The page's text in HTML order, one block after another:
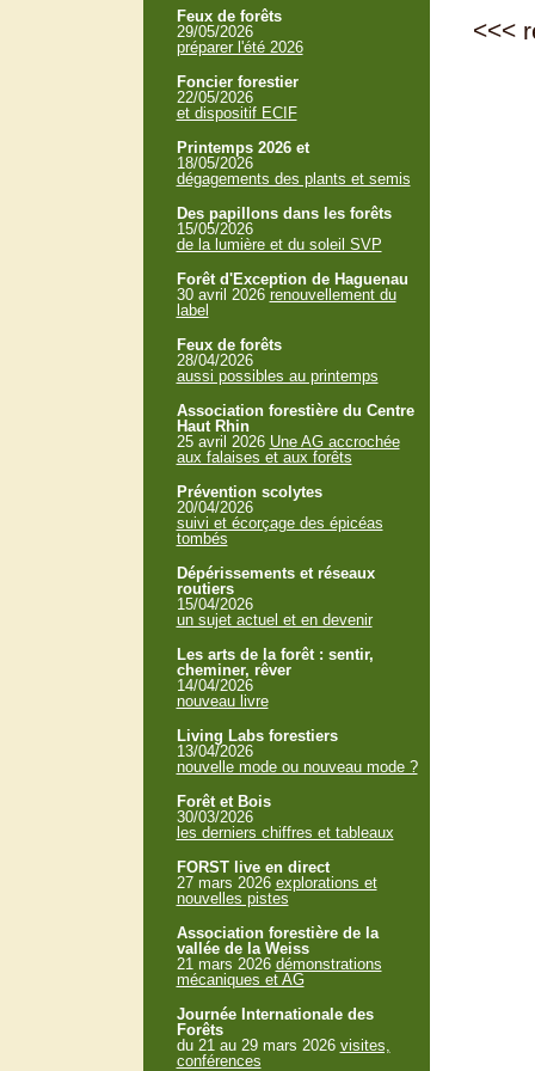
<<<
Feux de forêts
29/05/2026
préparer l'été 2026
Foncier forestier
22/05/2026
et dispositif ECIF
Printemps 2026 et
18/05/2026
dégagements des plants et semis
Des papillons dans les forêts
15/05/2026
de la lumière et du soleil SVP
Forêt d'Exception de Haguenau
30 avril 2026 renouvellement du
label
Feux de forêts
28/04/2026
aussi possibles au printemps
Association forestière du Centre
Haut Rhin
25 avril 2026 Une AG accrochée
aux falaises et aux forêts
Prévention scolytes
20/04/2026
suivi et écorçage des épicéas
tombés
Dépérissements et réseaux
routiers
15/04/2026
un sujet actuel et en devenir
Les arts de la forêt : sentir,
cheminer, rêver
14/04/2026
nouveau livre
Living Labs forestiers
13/04/2026
nouvelle mode ou nouveau mode ?
Forêt et Bois
30/03/2026
les derniers chiffres et tableaux
FORST live en direct
27 mars 2026 explorations et
nouvelles pistes
Association forestière de la
vallée de la Weiss
21 mars 2026 démonstrations
mécaniques et AG
Journée Internationale des
Forêts
du 21 au 29 mars 2026 visites,
conférences